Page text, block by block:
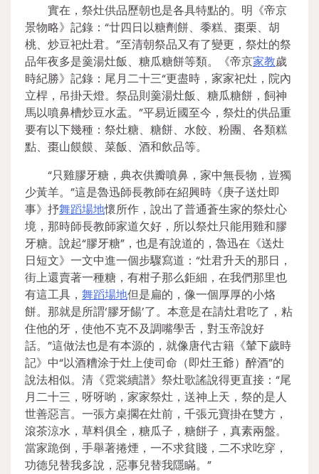
實在，祭灶供品歷朝也是各具特點的。明《帝京
景物略》記錄：“廿四日以糖劑餅、黍糕、棗栗、胡
桃、炒豆祀灶君。”至清朝祭品又有了變更，祭灶的祭
品年夜多是羹湯灶飯、糖瓜糖餅等類。《帝京家教歲
時紀勝》記錄：尾月二十三“更盡時，家家祀灶，院內
立桿，吊掛天燈。祭品則羹湯灶飯、糖瓜糖餅，飼神
馬以噴鼻槽炒豆水盂。”平易近國至今，祭灶的供品重
要有以下幾種：祭灶糖、糖餅、水餃、粉團、各類糕
點、棗山饃饃、菜飯、酒和飲品等。
“只雞膠牙糖，典衣供瓣噴鼻，家中無長物，豈獨
少黃羊。”這是魯迅師長教師在紹興時《庚子送灶即
事》抒舞蹈場地懷所作，說出了普通蒼生家的祭灶心
境，那時師長教師家道欠好，所以祭灶只能用雞和膠
牙糖。說起“膠牙糖”，也是有說道的，魯迅在《送灶
日短文》一文中進一個步驟寫道：“灶君升天的那日，
街上還賣著一種糖，有柑子那么鉅細，在我們那里也
有這工具， 舞蹈場地但是扁的，像一個厚厚的小烙
餅。那就是所謂‘膠牙餳’了。本意是在請灶君吃了，粘
住他的牙，使他不克不及調嘴學舌，對玉帝說好
話。”這做法也是有本源的，就像唐代古籍《輦下歲時
記》中“以酒糟涂于灶上使司命（即灶王爺）醉酒”的
說法相似。清《霓裳續譜》祭灶歌謠說得更直接：“尾
月二十三，呀呀喲，家家祭灶，送神上天，祭的是人
世善惡言。一張方桌擱在灶前，千張元寶掛在雙方，
滾茶涼水，草料俱全，糖瓜子，糖餅子，真素兩盤。
當家跪倒，手舉著捲煙，一不求貧賤，二不求吃穿，
功德兒替我多說，惡事兒替我隱瞞。”